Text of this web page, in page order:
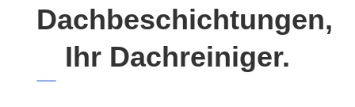
Dachbeschichtungen,
Ihr Dachreiniger.